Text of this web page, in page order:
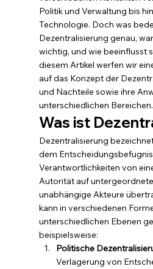
Politik und Verwaltung bis
Technologie. Doch was
Dezentralisierung genau,
wichtig, und wie beeinflusst
diesem Artikel werfen wir
auf das Konzept der
und Nachteile sowie ihre
unterschiedlichen Bereichen.
Was ist
Dezentralisierung
dem
Verantwortlichkeiten von
Autorität auf
unabhängige Akteure
kann in verschiedenen
unterschiedlichen Ebenen
beispielsweise:
Politische
Verlagerung von